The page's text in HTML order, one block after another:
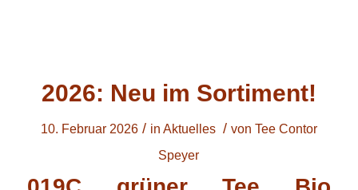
2026: Neu im Sortiment!
10. Februar 2026 / in Aktuelles / von Tee Contor
Speyer